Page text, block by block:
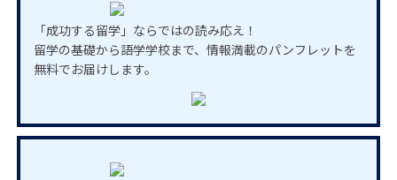
「成功する留学」ならではの読み応え！
留学の基礎から語学学校まで、情報満載のパンフレットを
無料でお届けします。